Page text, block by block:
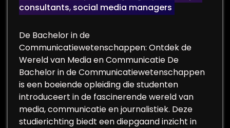
consultants, social media managers
De Bachelor in de
Communicatiewetenschappen: Ontdek de
Wereld van Media en Communicatie De
Bachelor in de Communicatiewetenschappen
is een boeiende opleiding die studenten
introduceert in de fascinerende wereld van
media, communicatie en journalistiek. Deze
studierichting biedt een diepgaand inzicht in